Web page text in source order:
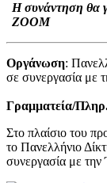
Η συνάντηση θα
ZOOM
Οργάνωση:
σε συνεργασία με
Γραμματεία/
Στο πλαίσιο του
το Πανελλήνιο
συνεργασία με